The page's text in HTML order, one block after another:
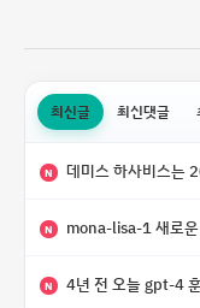
최신글 최신댓글
N 데미스 하사비스는 20년
N mona-lisa-1 새로운
N 4년 전 오늘 gpt-4